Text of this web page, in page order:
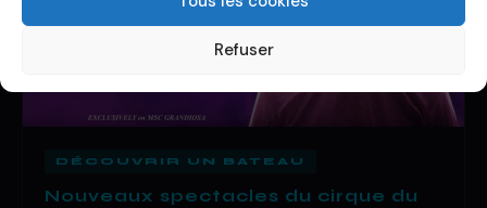
Refuser
DÉCOUVRIR UN BATEAU
Nouveaux spectacles du cirque du